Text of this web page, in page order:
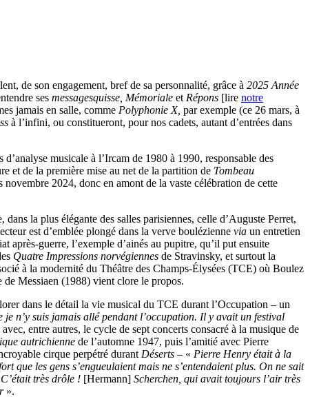
de son engagement, bref de sa personnalité, grâce à 2025 Année
ses messagesquisse, Mémoriale et Répons [lire notre
jamais en salle, comme Polyphonie X, par exemple (ce 26 mars, à
à l’infini, ou constitueront, pour nos cadets, autant d’entrées dans
musicale à l’Ircam de 1980 à 1990, responsable des
et de la première mise au net de la partition de Tombeau
2024, donc en amont de la vaste célébration de cette
la plus élégante des salles parisiennes, celle d’Auguste Perret,
est d’emblée plongé dans la verve boulézienne via un entretien
après-guerre, l’exemple d’ainés au pupitre, qu’il put ensuite
Quatre Impressions norvégiennes de Stravinsky, et surtout la
à la modernité du Théâtre des Champs-Élysées (TCE) où Boulez
Messiaen (1988) vient clore le propos.
dans le détail la vie musical du TCE durant l’Occupation – un
n’y suis jamais allé pendant l’occupation. Il y avait un festival
entre autres, le cycle de sept concerts consacré à la musique de
autrichienne de l’automne 1947, puis l’amitié avec Pierre
cirque perpétré durant Déserts – « Pierre Henry était à la
que les gens s’engueulaient mais ne s’entendaient plus. On ne sait
C’était très drôle ! [Hermann] Scherchen, qui avait toujours l’air très
».